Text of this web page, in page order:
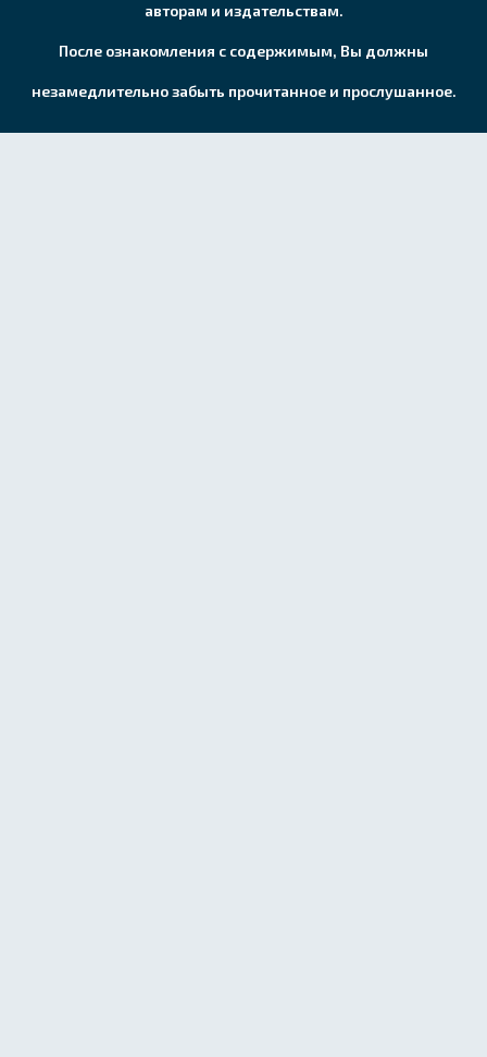
авторам и издательствам.
После ознакомления с содержимым, Вы должны
незамедлительно забыть прочитанное и прослушанное.